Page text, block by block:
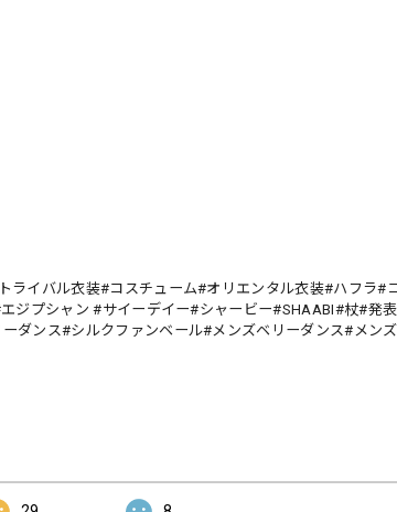
イバル衣装#コスチューム#オリエンタル衣装#ハフラ#
ジプシャン #サイーデイー#シャービー#SHAABI#杖#発
ダンス#シルクファンベール#メンズベリーダンス#メン